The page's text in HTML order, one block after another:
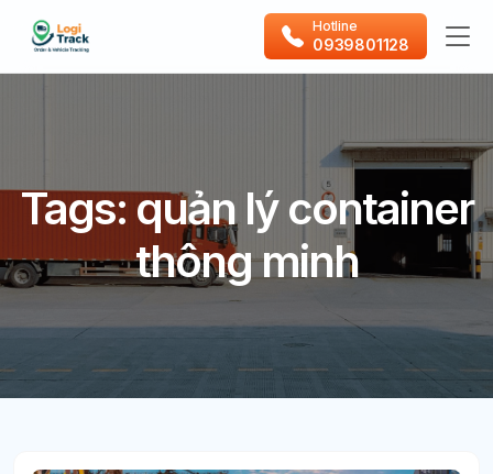
Hotline
0939801128
Tags: quản lý container
thông minh